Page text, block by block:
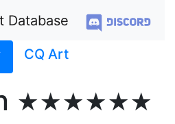
Database
CQ Art
★★★★★★